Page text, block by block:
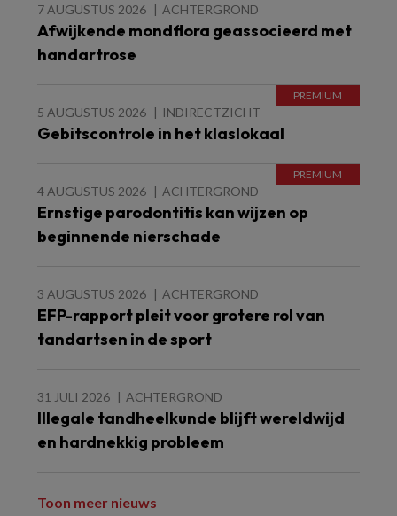
7 AUGUSTUS 2026 ACHTERGROND
Afwijkende mondflora geassocieerd met
handartrose
5 AUGUSTUS 2026 INDIRECTZICHT
Gebitscontrole in het klaslokaal
4 AUGUSTUS 2026 ACHTERGROND
Ernstige parodontitis kan wijzen op
beginnende nierschade
3 AUGUSTUS 2026 ACHTERGROND
EFP-rapport pleit voor grotere rol van
tandartsen in de sport
31 JULI 2026 ACHTERGROND
Illegale tandheelkunde blijft wereldwijd
en hardnekkig probleem
Toon meer nieuws